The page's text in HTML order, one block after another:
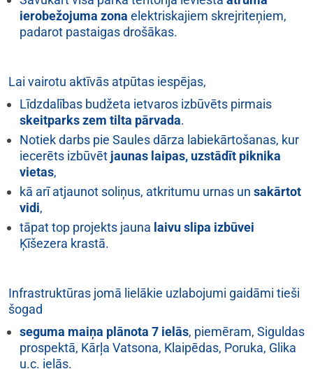
ierobežojuma zona elektriskajiem skrejriteņiem,
padarot pastaigas drošākas.
Lai vairotu aktīvās atpūtas iespējas,
Līdzdalības budžeta ietvaros izbūvēts pirmais
skeitparks zem tilta pārvada.
Notiek darbs pie Saules dārza labiekārtošanas, kur
iecerēts izbūvēt jaunas laipas, uzstādīt piknika
vietas,
kā arī atjaunot soliņus, atkritumu urnas un sakārtot
vidi,
tāpat top projekts jauna laivu slipa izbūvei
Ķīšezera krastā.
Infrastruktūras jomā lielākie uzlabojumi gaidāmi tieši
šogad
seguma maiņa plānota 7 ielās, piemēram, Siguldas
prospektā, Kārļa Vatsona, Klaipēdas, Poruka, Glika
u.c. ielās.